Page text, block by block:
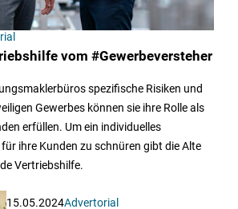
vom #Gewerbeversteher
spezifische Risiken und
Gewerbes können sie ihre Rolle als
erfüllen. Um ein individuelles
ihre Kunden zu schnüren gibt die Alte
Vertriebshilfe.
15.05.2024Advertorial